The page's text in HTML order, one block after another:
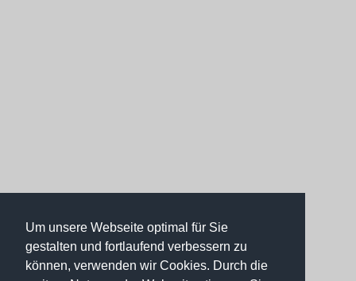
Um unsere Webseite optimal für Sie
gestalten und fortlaufend verbessern zu
können, verwenden wir Cookies. Durch die